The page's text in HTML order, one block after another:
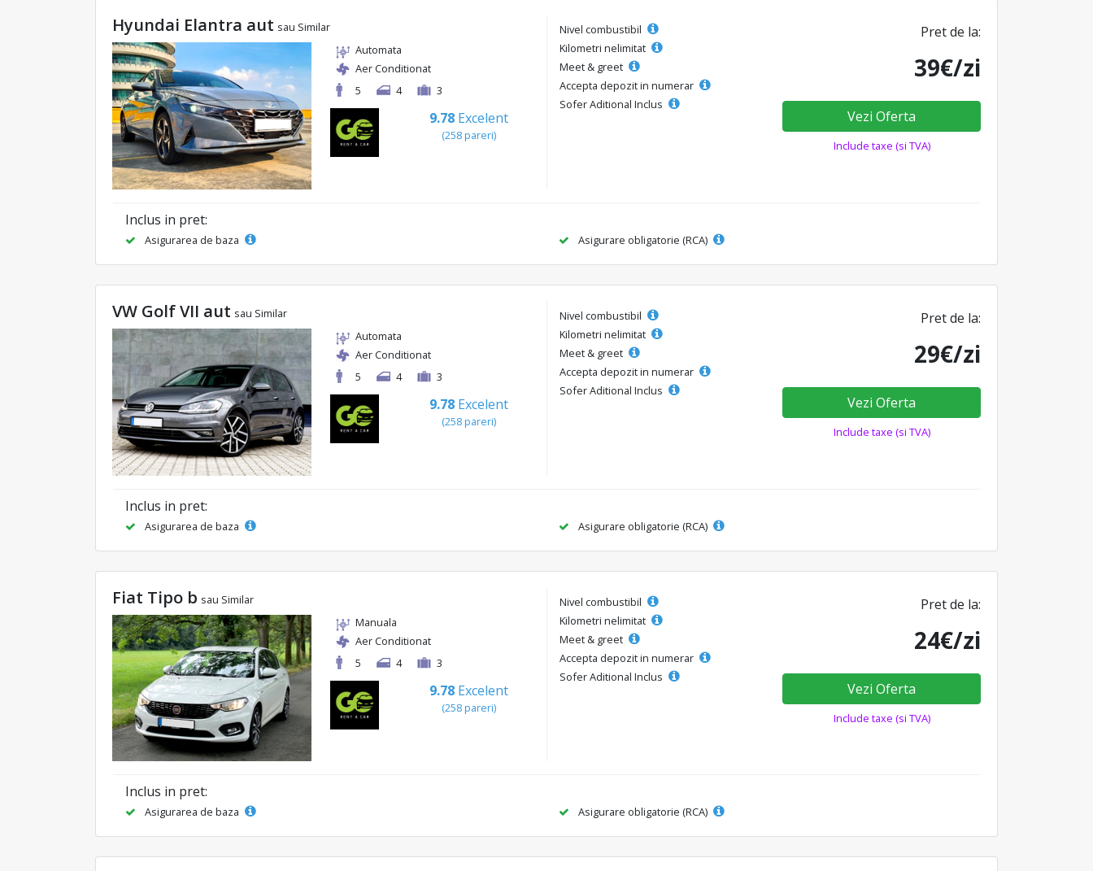
Hyundai Elantra aut sau Similar
Automata
Aer Conditionat
5
4 3
9.78 Excelent
(258 pareri)
Nivel combustibil
Kilometri nelimitat
Meet & greet
Accepta depozit in numerar
Sofer Aditional Inclus
Pret de la:
39€/zi
Vezi Oferta
Include taxe (si TVA)
Inclus in pret:
Asigurarea de baza Asigurare obligatorie (RCA)
VW Golf VII aut sau Similar
Automata
Aer Conditionat
5
4 3
9.78 Excelent
(258 pareri)
Nivel combustibil
Kilometri nelimitat
Meet & greet
Accepta depozit in numerar
Sofer Aditional Inclus
Pret de la:
29€/zi
Vezi Oferta
Include taxe (si TVA)
Inclus in pret:
Asigurarea de baza Asigurare obligatorie (RCA)
Fiat Tipo b sau Similar
Manuala
Aer Conditionat
5
4 3
9.78 Excelent
(258 pareri)
Nivel combustibil
Kilometri nelimitat
Meet & greet
Accepta depozit in numerar
Sofer Aditional Inclus
Pret de la:
24€/zi
Vezi Oferta
Include taxe (si TVA)
Inclus in pret:
Asigurarea de baza Asigurare obligatorie (RCA)